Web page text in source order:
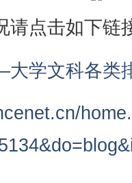
请点击如下链
学文科各类